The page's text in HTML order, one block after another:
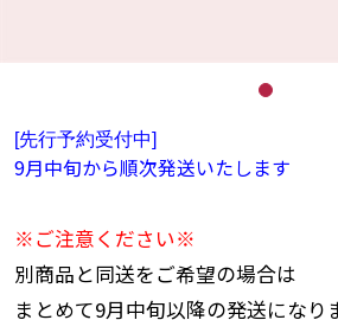
[先行予約受付中]
9月中旬から順次発送いたします
※ご注意ください※
別商品と同送をご希望の場合は
まとめて9月中旬以降の発送になり